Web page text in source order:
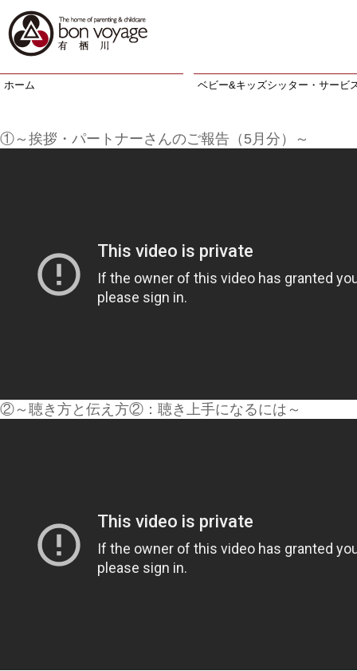
ホーム ベビー&キッズシッター・サービ
①～挨拶・パートナーさんのご報告（5月分）～
②～聴き方と伝え方②：聴き上手になるには～